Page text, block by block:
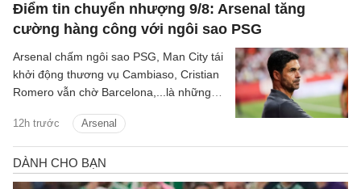
Điểm tin chuyển nhượng 9/8: Arsenal tăng
cường hàng công với ngôi sao PSG
12h trước Arsenal
Arsenal chấm ngôi sao PSG, Man City tái
khởi động thương vụ Cambiaso, Cristian
Romero vẫn chờ Barcelona,...là những
bóng đá sáng 9/8.